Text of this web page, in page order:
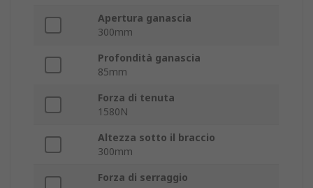
Apertura ganascia
300mm
Profondità ganascia
85mm
Forza di tenuta
1580N
Altezza sotto il braccio
300mm
Forza di serraggio